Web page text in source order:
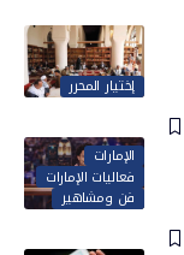
إختيار المحرر
الإمارات
فعاليات الإمارات
فن ومشاهير